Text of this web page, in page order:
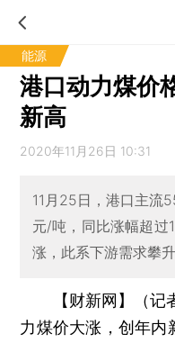
能源
港口动力煤价
新高
2020年11月26日 10:31
11月25日，港口主流
元/吨，同比涨幅超过
涨，此系下游需求攀
【财新网】（记
力煤价大涨，创年内